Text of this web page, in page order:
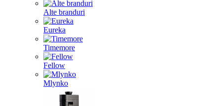
Alte branduri
Eureka
Timemore
Fellow
Mlynko